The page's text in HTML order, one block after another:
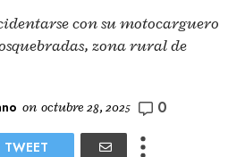
con su motocarguero
zona rural de
on octubre 28, 2025 0
TWEET